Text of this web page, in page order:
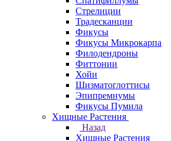
Стрелиции
Традесканции
Фикусы
Фикусы Микрокарпа
Филодендроны
Фиттонии
Хойи
Шизматоглоттисы
Эпипремнумы
Фикусы Пумила
Хищные Растения
Назад
Хищные Растения